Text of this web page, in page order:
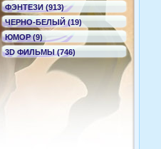
ФЭНТЕЗИ (913)
ЧЕРНО-БЕЛЫЙ (19)
ЮМОР (9)
3D ФИЛЬМЫ (746)